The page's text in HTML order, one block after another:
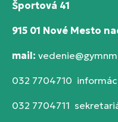
Športová 41
915 01 Nové Mesto
mail:
032 7704710
032 7704711